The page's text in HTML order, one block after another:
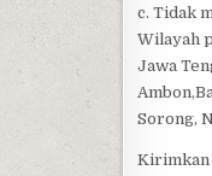
c. Tidak
Wilayah
Jawa
Sorong,
Kirimkan